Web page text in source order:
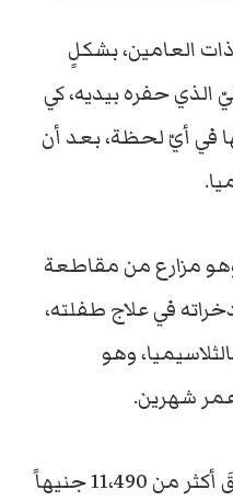
العامين، بشكلٍ
الذي حفره بيديه، كي
في أيّ لحظة، بعد أن
وهو مزارع من مقاطعة
في علاج طفلته،
وهو
شهرين.
وأضاف الأب الحزين، أنه أنفقَ أكثر من 11،490 جنيهاً